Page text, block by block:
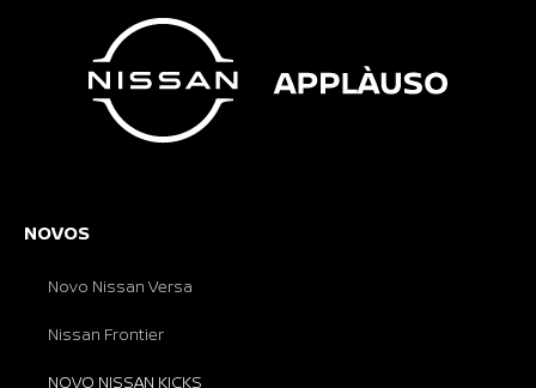
NOVOS
Novo Nissan Versa
Nissan Frontier
NOVO NISSAN KICKS